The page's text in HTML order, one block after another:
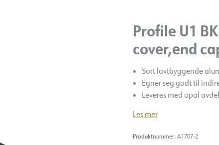
Profile U1
cover,end
Sort lavtbyggende
Egner seg godt til
Leveres med opal
Les mer
Produktnummer:A1707-2